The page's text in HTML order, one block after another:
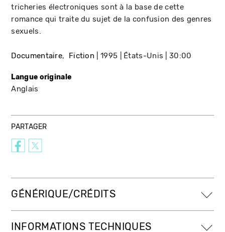
tricheries électroniques sont à la base de cette
romance qui traite du sujet de la confusion des genres
sexuels.
Documentaire Fiction 1995 États-Unis 30:00
Langue originale
Anglais
PARTAGER
GÉNÉRIQUE/CRÉDITS
INFORMATIONS TECHNIQUES